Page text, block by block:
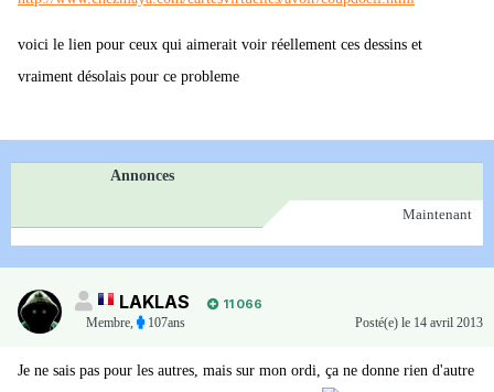
voici le lien pour ceux qui aimerait voir réellement ces dessins et
vraiment désolais pour ce probleme
Annonces
Maintenant
LAKLAS
11 066
Membre, 107ans Posté(e) le 14 avril 2013
Je ne sais pas pour les autres, mais sur mon ordi, ça ne donne rien d'autre